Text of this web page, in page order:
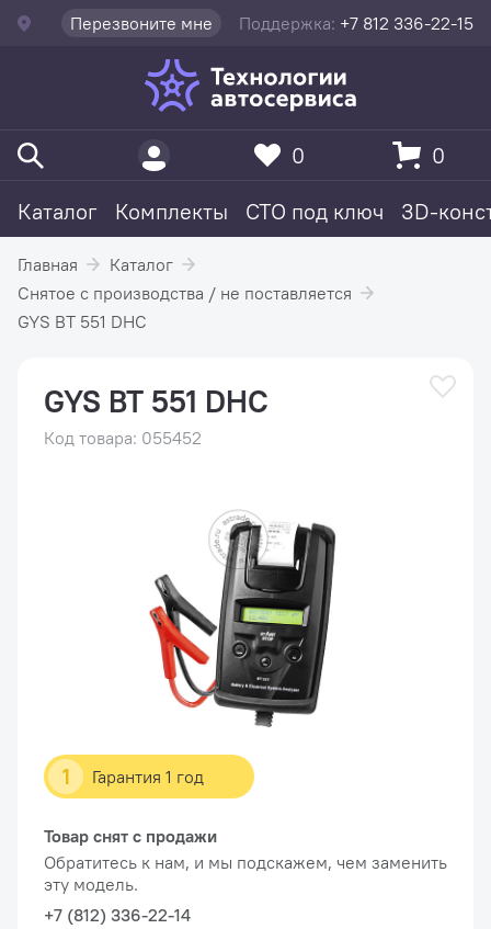
Перезвоните мне Поддержка: +7 812 336-22-15
Каталог Комплекты СТО под ключ 3D-
0 0
Главная
Каталог
Снятое с производства / не поставляется
GYS BT 551 DHC
1 Гарантия 1 год
GYS BT 551 DHC
Код товара: 055452
Товар снят с продажи
Обратитесь к нам, и мы подскажем, чем заменить
эту модель.
+7 (812) 336-22-14